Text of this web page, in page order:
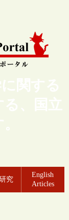
関する
、国立
究
English
Articles